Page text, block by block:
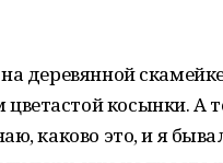
деревянной
косынки. А
каково это, и я